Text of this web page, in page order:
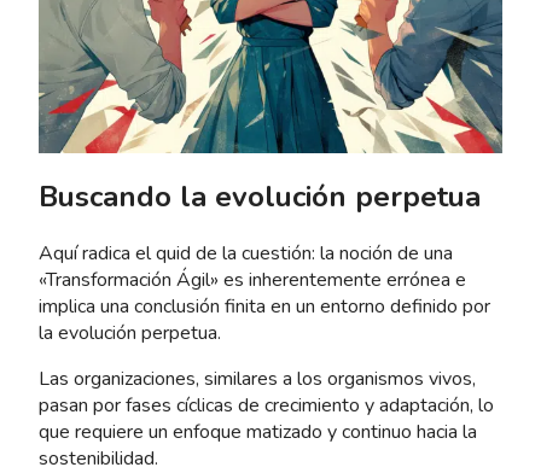
Buscando la evolución perpetua
Aquí radica el quid de la cuestión: la noción de una
«Transformación Ágil» es inherentemente errónea e
implica una conclusión finita en un entorno definido por
la evolución perpetua.
Las organizaciones, similares a los organismos vivos,
pasan por fases cíclicas de crecimiento y adaptación, lo
que requiere un enfoque matizado y continuo hacia la
sostenibilidad.